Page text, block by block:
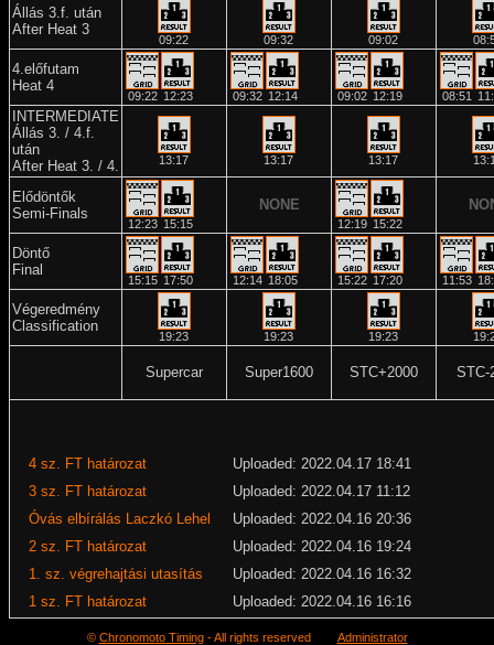
Állás 3.f. után
After Heat 3
09:22 09:32 09:02
4.előfutam
Heat 4
09:22 12:23 09:32 12:14 09:02 12:19 08:51
INTERMEDIATE
Állás 3. / 4.f.
után
After Heat 3. / 4.
13:17 13:17 13:17
Elődöntők
Semi-Finals
12:23 15:15
NONE
12:19 15:22
Döntő
Final
15:15 17:50 12:14 18:05 15:22 17:20 11:53
Végeredmény
Classification
19:23 19:23 19:23
Supercar Super1600 STC+2000 STC-
4 sz. FT határozat
Uploaded: 2022.04.17 18:41
3 sz. FT határozat
Uploaded: 2022.04.17 11:12
Óvás elbírálás Laczkó Lehel
Uploaded: 2022.04.16 20:36
2 sz. FT határozat
Uploaded: 2022.04.16 19:24
1. sz. végrehajtási utasítás
Uploaded: 2022.04.16 16:32
1 sz. FT határozat
Uploaded: 2022.04.16 16:16
© Chronomoto Timing- All rights reserved Administrator